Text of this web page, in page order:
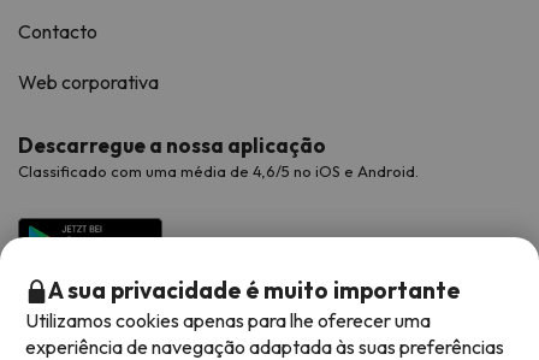
Contacto
Web corporativa
Descarregue a nossa aplicação
Classificado com uma média de 4,6/5 no iOS e Android.
A sua privacidade é muito importante
Utilizamos cookies apenas para lhe oferecer uma
experiência de navegação adaptada às suas preferências